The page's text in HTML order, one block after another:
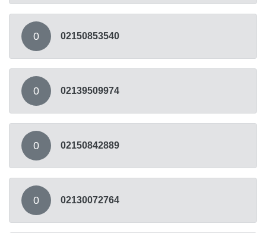
0 02150853540
0 02139509974
0 02150842889
0 02130072764